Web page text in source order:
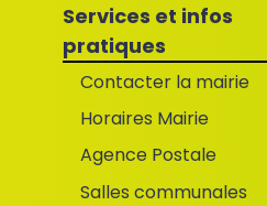
Services et infos
pratiques
Contacter la mairie
Horaires Mairie
Agence Postale
Salles communales